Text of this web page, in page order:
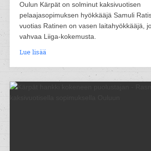
Oulun Kärpät on solminut kaksivuotisen
pelaajasopimuksen hyökkääjä Samuli
vuotias Ratinen on vasen laitahyökkääjä,
vahvaa Liiga-kokemusta.
Lue lisää